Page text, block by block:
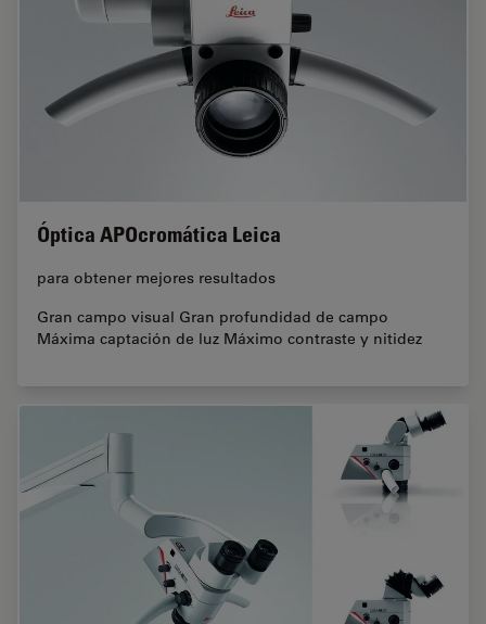
Óptica APOcromática Leica
para obtener mejores resultados
Gran campo visual Gran profundidad de campo
Máxima captación de luz Máximo contraste y nitidez